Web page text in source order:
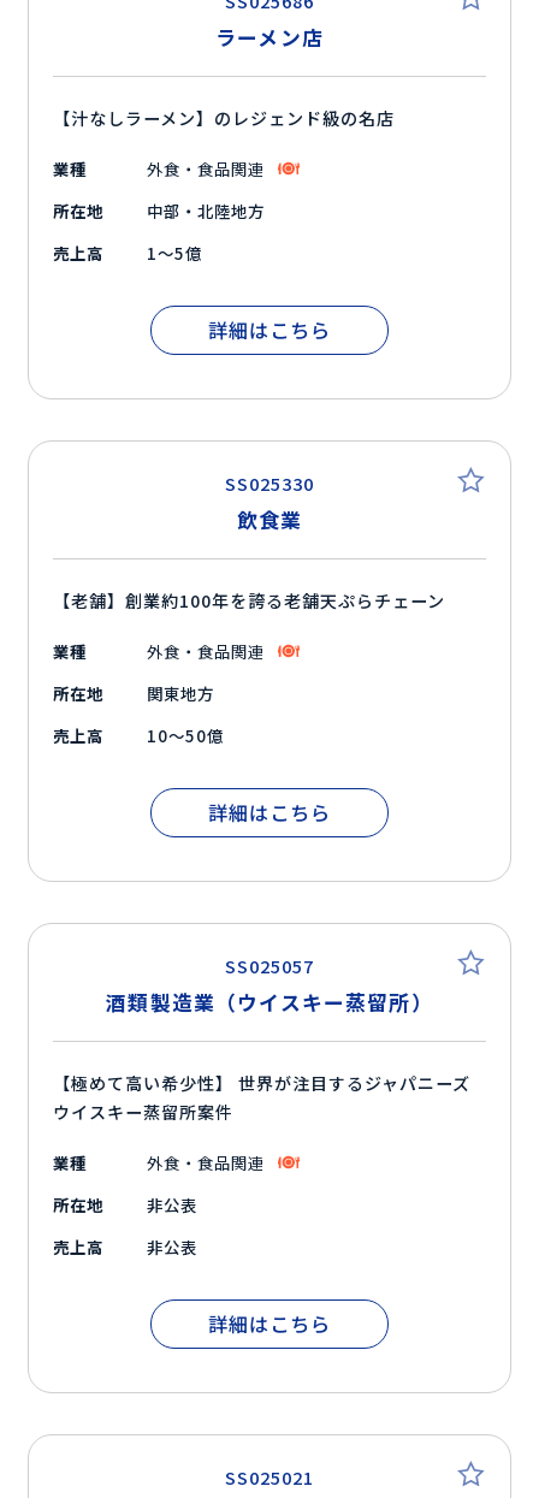
ラーメン店
【汁なしラーメン】のレジェンド級の名店
業種
外食・食品関連
所在地
中部・北陸地方
売上高
1～5億
詳細はこちら
SS025330
飲食業
【老舗】創業約100年を誇る老舗天ぷらチェーン
業種
外食・食品関連
所在地
関東地方
売上高
10～50億
詳細はこちら
SS025057
酒類製造業（ウイスキー蒸留所）
【極めて高い希少性】 世界が注目するジャパニーズ
ウイスキー蒸留所案件
業種
外食・食品関連
所在地
非公表
売上高
非公表
詳細はこちら
SS025021